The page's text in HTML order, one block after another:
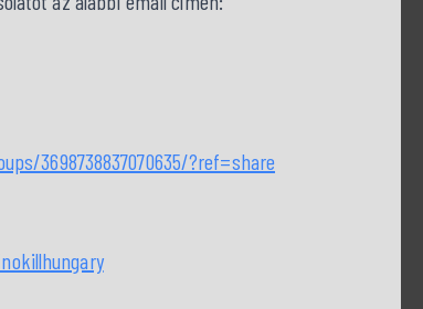
3698738837070635/?ref=share